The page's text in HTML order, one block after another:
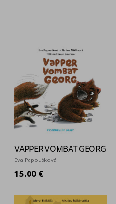
VAPPER VOMBAT GEORG
Eva Papoušková
15.00 €